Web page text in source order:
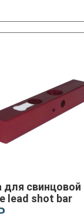
для
lead shot bar